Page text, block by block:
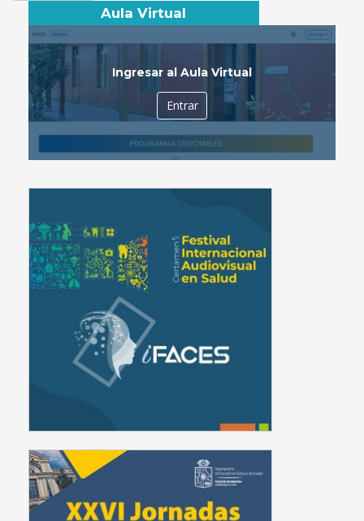
Aula Virtual
Ingresar al Aula Virtual
Entrar